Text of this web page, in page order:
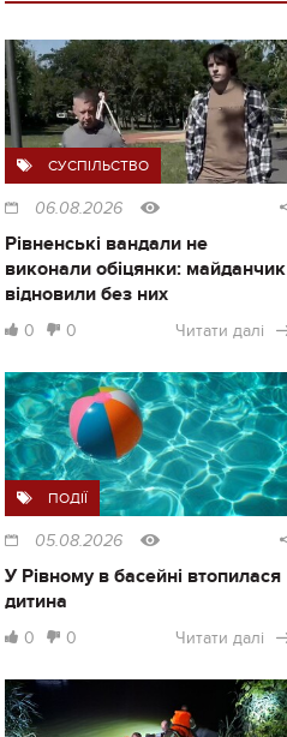
СУСПІЛЬСТВО
06.08.2026
Рівненські вандали не
виконали обіцянки: майданчик
відновили без них
0 0 Читати далі
ПОДІЇ
05.08.2026
У Рівному в басейні втопилася
дитина
0 0 Читати далі